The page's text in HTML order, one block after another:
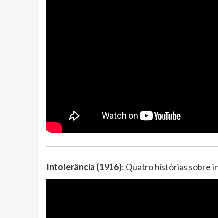
Intolerância (1916): Quatro histórias sobre